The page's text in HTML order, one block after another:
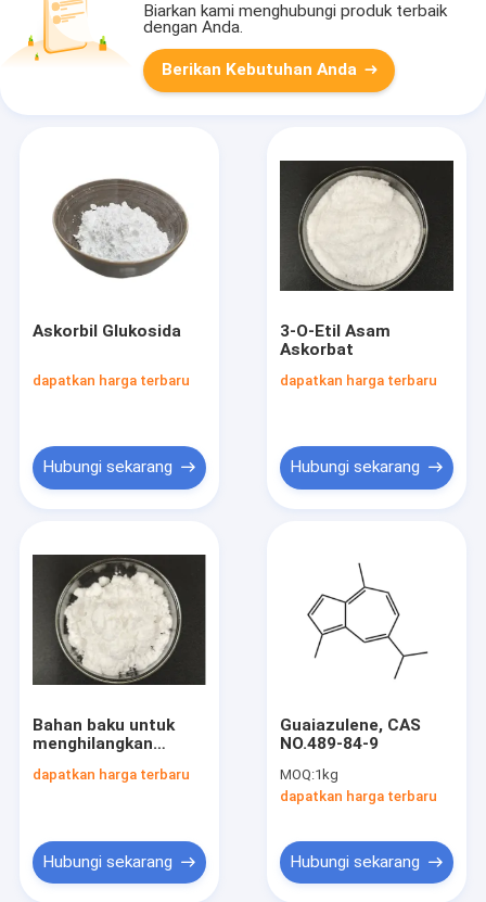
Biarkan kami menghubungi produk terbaik
dengan Anda.
Berikan Kebutuhan Anda
Askorbil Glukosida
dapatkan harga terbaru
Hubungi sekarang
3-O-Etil Asam
Askorbat
dapatkan harga terbaru
Hubungi sekarang
Bahan baku untuk
menghilangkan
pyridone
dapatkan harga terbaru
Hubungi sekarang
Guaiazulene, CAS
NO.489-84-9
MOQ:1kg
dapatkan harga terbaru
Hubungi sekarang